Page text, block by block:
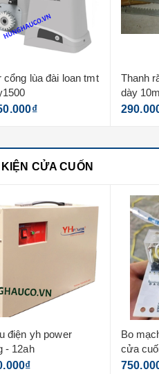
cổng lùa đài loan tmt
Thanh
dày
CỬA CUỐN
điện yh power
- 12ah
Bo
cửa